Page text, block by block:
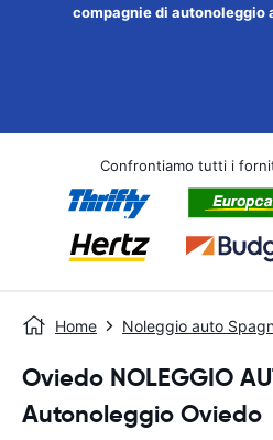
compagnie di autonoleggio
Confrontiamo tutti i
Home Noleggio auto
Oviedo NOLEGGIO
Autonoleggio Oviedo